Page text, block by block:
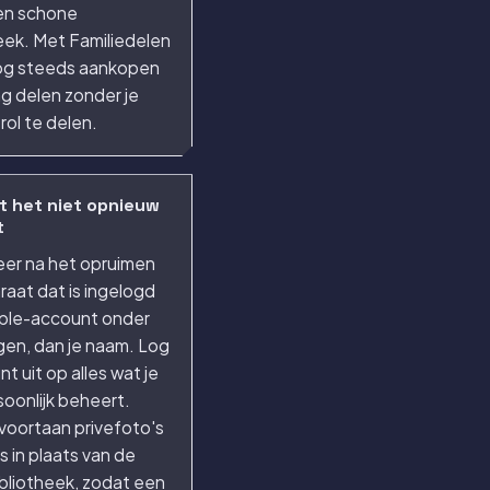
schone
Met Familiedelen
steeds aankopen
delen zonder je
te delen.
het niet opnieuw
na het opruimen
dat is ingelogd
account onder
dan je naam. Log
uit op alles wat je
beheert.
privefoto's
in plaats van de
zodat een